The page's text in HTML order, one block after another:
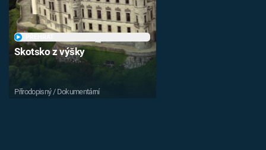
Skotsko z výšky
Přírodopisný / Dokumentární